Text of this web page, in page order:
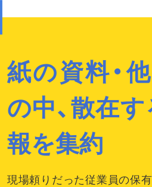
紙の資料・
の中、散在
報を集約
現場頼りだった従業員の保